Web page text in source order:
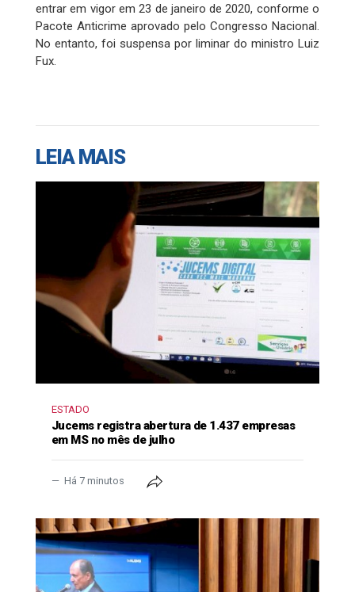
entrar em vigor em 23 de janeiro de 2020, conforme o
Pacote Anticrime aprovado pelo Congresso Nacional.
No entanto, foi suspensa por liminar do ministro Luiz
Fux.
LEIA MAIS
ESTADO
Jucems registra abertura de 1.437 empresas
em MS no mês de julho
Há 7 minutos